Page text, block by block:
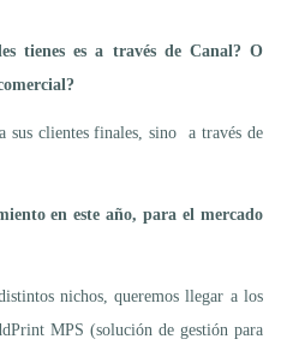
tienes es a través de Canal? O
sus clientes finales, sino a través de
en este año, para el mercado
nichos, queremos llegar a los
MPS (solución de gestión para